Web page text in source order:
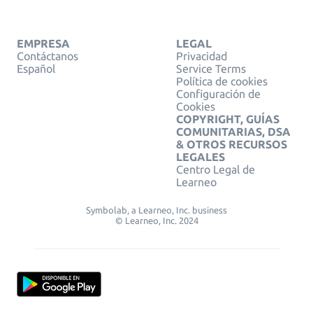
EMPRESA
Contáctanos
Español
LEGAL
Privacidad
Service Terms
Política de cookies
Configuración de
Cookies
COPYRIGHT, GUÍAS
COMUNITARIAS, DSA
& OTROS RECURSOS
LEGALES
Centro Legal de
Learneo
Symbolab, a Learneo, Inc. business
© Learneo, Inc. 2024